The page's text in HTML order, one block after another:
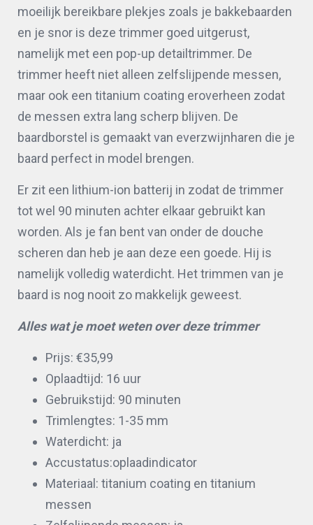
moeilijk bereikbare plekjes zoals je bakkebaarden
en je snor is deze trimmer goed uitgerust,
namelijk met een pop-up detailtrimmer. De
trimmer heeft niet alleen zelfslijpende messen,
maar ook een titanium coating eroverheen zodat
de messen extra lang scherp blijven. De
baardborstel is gemaakt van everzwijnharen die je
baard perfect in model brengen.
Er zit een lithium-ion batterij in zodat de trimmer
tot wel 90 minuten achter elkaar gebruikt kan
worden. Als je fan bent van onder de douche
scheren dan heb je aan deze een goede. Hij is
namelijk volledig waterdicht. Het trimmen van je
baard is nog nooit zo makkelijk geweest.
Alles wat je moet weten over deze trimmer
Prijs: €35,99
Oplaadtijd: 16 uur
Gebruikstijd: 90 minuten
Trimlengtes: 1-35 mm
Waterdicht: ja
Accustatus:oplaadindicator
Materiaal: titanium coating en titanium
messen